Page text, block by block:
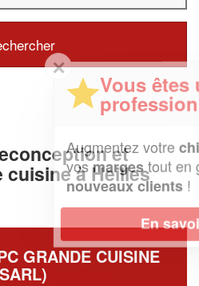
et
cuisine à Heilles
GRANDE CUISINE
êtes un
?
votrechiffre d'affaireset
tout en gagnant de
clients!
En savoir plus